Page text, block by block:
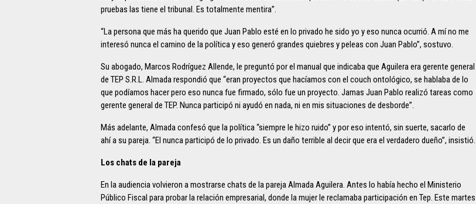
pruebas las tiene el tribunal. Es totalmente mentira”.
“La persona que más ha querido que Juan Pablo esté en lo privado he sido yo y eso nunca ocurrió. A mí no me
interesó nunca el camino de la política y eso generó grandes quiebres y peleas con Juan Pablo”, sostuvo.
Su abogado, Marcos Rodríguez Allende, le preguntó por el manual que indicaba que Aguilera era gerente general
de TEP S.R.L. Almada respondió que “eran proyectos que hacíamos con el couch ontológico, se hablaba de lo
que podíamos hacer pero eso nunca fue firmado, sólo fue un proyecto. Jamas Juan Pablo realizó tareas como
gerente general de TEP. Nunca participó ni ayudó en nada, ni en mis situaciones de desborde”.
Más adelante, Almada confesó que la política “siempre le hizo ruido” y por eso intentó, sin suerte, sacarlo de
ahí a su pareja. “El nunca participó de lo privado. Es un daño terrible al decir que era el verdadero dueño”, insistió.
Los chats de la pareja
En la audiencia volvieron a mostrarse chats de la pareja Almada Aguilera. Antes lo había hecho el Ministerio
Público Fiscal para probar la relación empresarial, donde la mujer le reclamaba participación en Tep. Este martes